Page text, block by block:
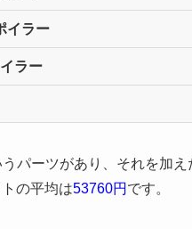
イラー
ラー
パーツがあり、それを加
の平均は53760円 です。